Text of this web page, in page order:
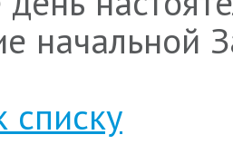
начальной
списку